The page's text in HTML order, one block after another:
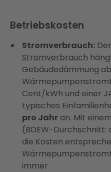
Betriebskosten
Stromverbrauch: Der
Stromverbrauch
Gebäudedämmung
Cent/kWh und einer
typisches
pro Jahr an. Mit
(BDEW-Durchschnitt:
die Kosten
immer.